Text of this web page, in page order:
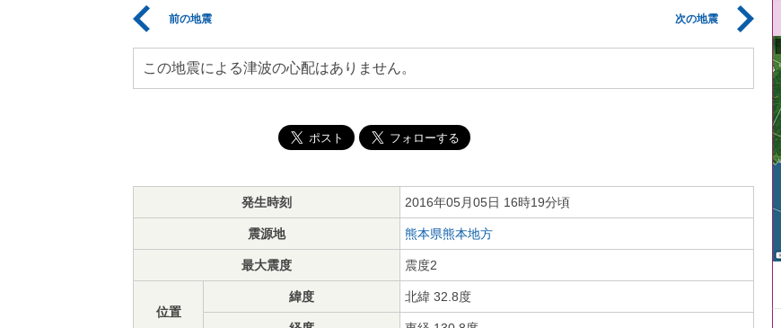
前の地震 次の地震
この地震による津波の心配はありません。
発生時刻 2016年05月05日 16時19分頃
震源地 熊本県熊本地方
最大震度 震度2
位置
緯度 北緯 32.8度